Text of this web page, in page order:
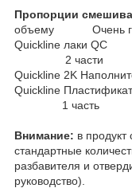
Пропорции
объему
Очень
Quickline
2 части
Quickline 2K
Quickline
1 часть
Внимание: в
стандартные
разбавителя и
руководство).